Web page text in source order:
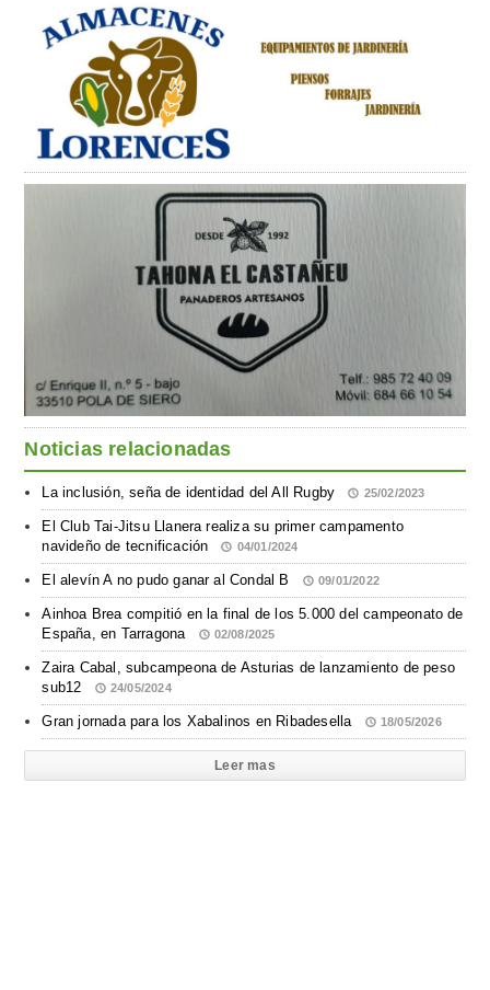
Noticias relacionadas
La inclusión, seña de identidad del All Rugby 25/02/2023
El Club Tai-Jitsu Llanera realiza su primer campamento
navideño de tecnificación
04/01/2024
El alevín A no pudo ganar al Condal B 09/01/2022
Ainhoa Brea compitió en la final de los 5.000 del campeonato de
España, en Tarragona
02/08/2025
Zaira Cabal, subcampeona de Asturias de lanzamiento de peso
sub12
24/05/2024
Gran jornada para los Xabalinos en Ribadesella 18/05/2026
Leer mas